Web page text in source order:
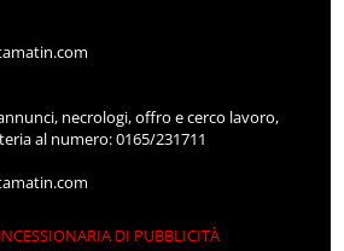
necrologi, offro e cerco lavoro,
al numero: 0165/231711
DI PUBBLICITÀ